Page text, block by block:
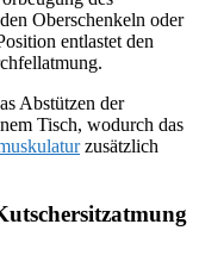
Oberschenkeln oder
entlastet den
Abstützen der
Tisch, wodurch das
zusätzlich